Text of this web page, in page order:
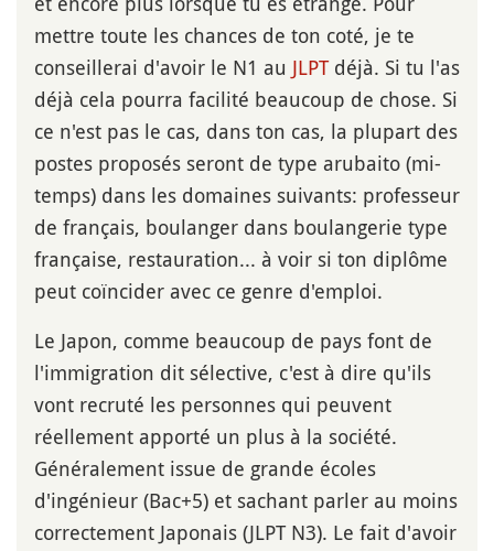
mettre toute les chances de ton coté, je te
conseillerai d'avoir le N1 au JLPTdéjà. Si tu l'as
déjà cela pourra facilité beaucoup de chose. Si
ce n'est pas le cas, dans ton cas, la plupart des
postes proposés seront de type arubaito (mi-
temps) dans les domaines suivants: professeur
de français, boulanger dans boulangerie type
française, restauration... à voir si ton diplôme
peut coïncider avec ce genre d'emploi.
Le Japon, comme beaucoup de pays font de
l'immigration dit sélective, c'est à dire qu'ils
vont recruté les personnes qui peuvent
réellement apporté un plus à la société.
Généralement issue de grande écoles
d'ingénieur (Bac+5) et sachant parler au moins
correctement Japonais (JLPT N3). Le fait d'avoir